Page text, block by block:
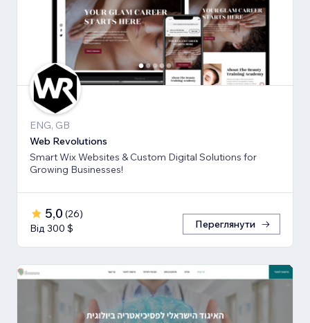
ENG, GB
Web Revolutions
Smart Wix Websites & Custom Digital Solutions for
Growing Businesses!
5,0 (26)
Від 300 $
Переглянути